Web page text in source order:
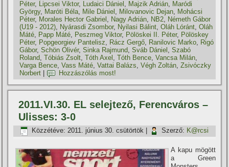
Péter, Lipcsei Viktor, Ludaici Dániel Majzik Adrián
Maródi
György, Maróti Béla Mile Dániel Milovanovic Dejan
Mohácsi
Péter, Morales Hector Gabriel Nagy Adrián NB2
Németh Gábor
(U19 - 2012)
Nyárasdi Zsombor, Nyilasi Bálint ,Oláh Lóránt ,Oláh
Máté
Papp Máté Peszmeg Viktor, Pölöskei II. Péter, Pölöskey
Péter, Popgeorgiev Pantelisz Rácz Gergő Ranilovic Marko
Rigó
Gábor,Schön Olivér,Sinka Rajmund ,Sváb Dániel ,Szabó
Roland ,Tóbiás Zsolt ,Tóth Axel ,Tóth Bence ,Vancsa Milán
Varga Bence ,Vass Máté ,Vattai Balázs ,Végh Zoltán ,Zsivóczky
Norbert
Hozzászólás most!
2011.VI.30. EL selejtező, Ferencváros –
Ulisses: 3-0
Közzétéve: 2011. június 30. csütörtök Szerző: K@rcsi
A kapu mögött
a Green